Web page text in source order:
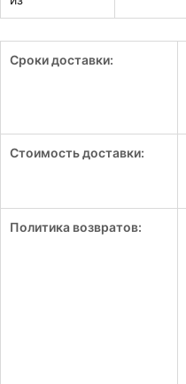
Сроки доставки:
Стоимость доставки:
Политика возвратов: